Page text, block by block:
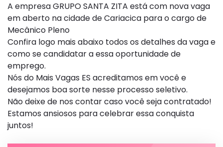
A empresa GRUPO SANTA ZITA está com nova vaga
em aberto na cidade de Cariacica para o cargo de
Mecânico Pleno
Confira logo mais abaixo todos os detalhes da vaga e
como se candidatar a essa oportunidade de
emprego.
Nós do Mais Vagas ES acreditamos em você e
desejamos boa sorte nesse processo seletivo.
Não deixe de nos contar caso você seja contratado!
Estamos ansiosos para celebrar essa conquista
juntos!